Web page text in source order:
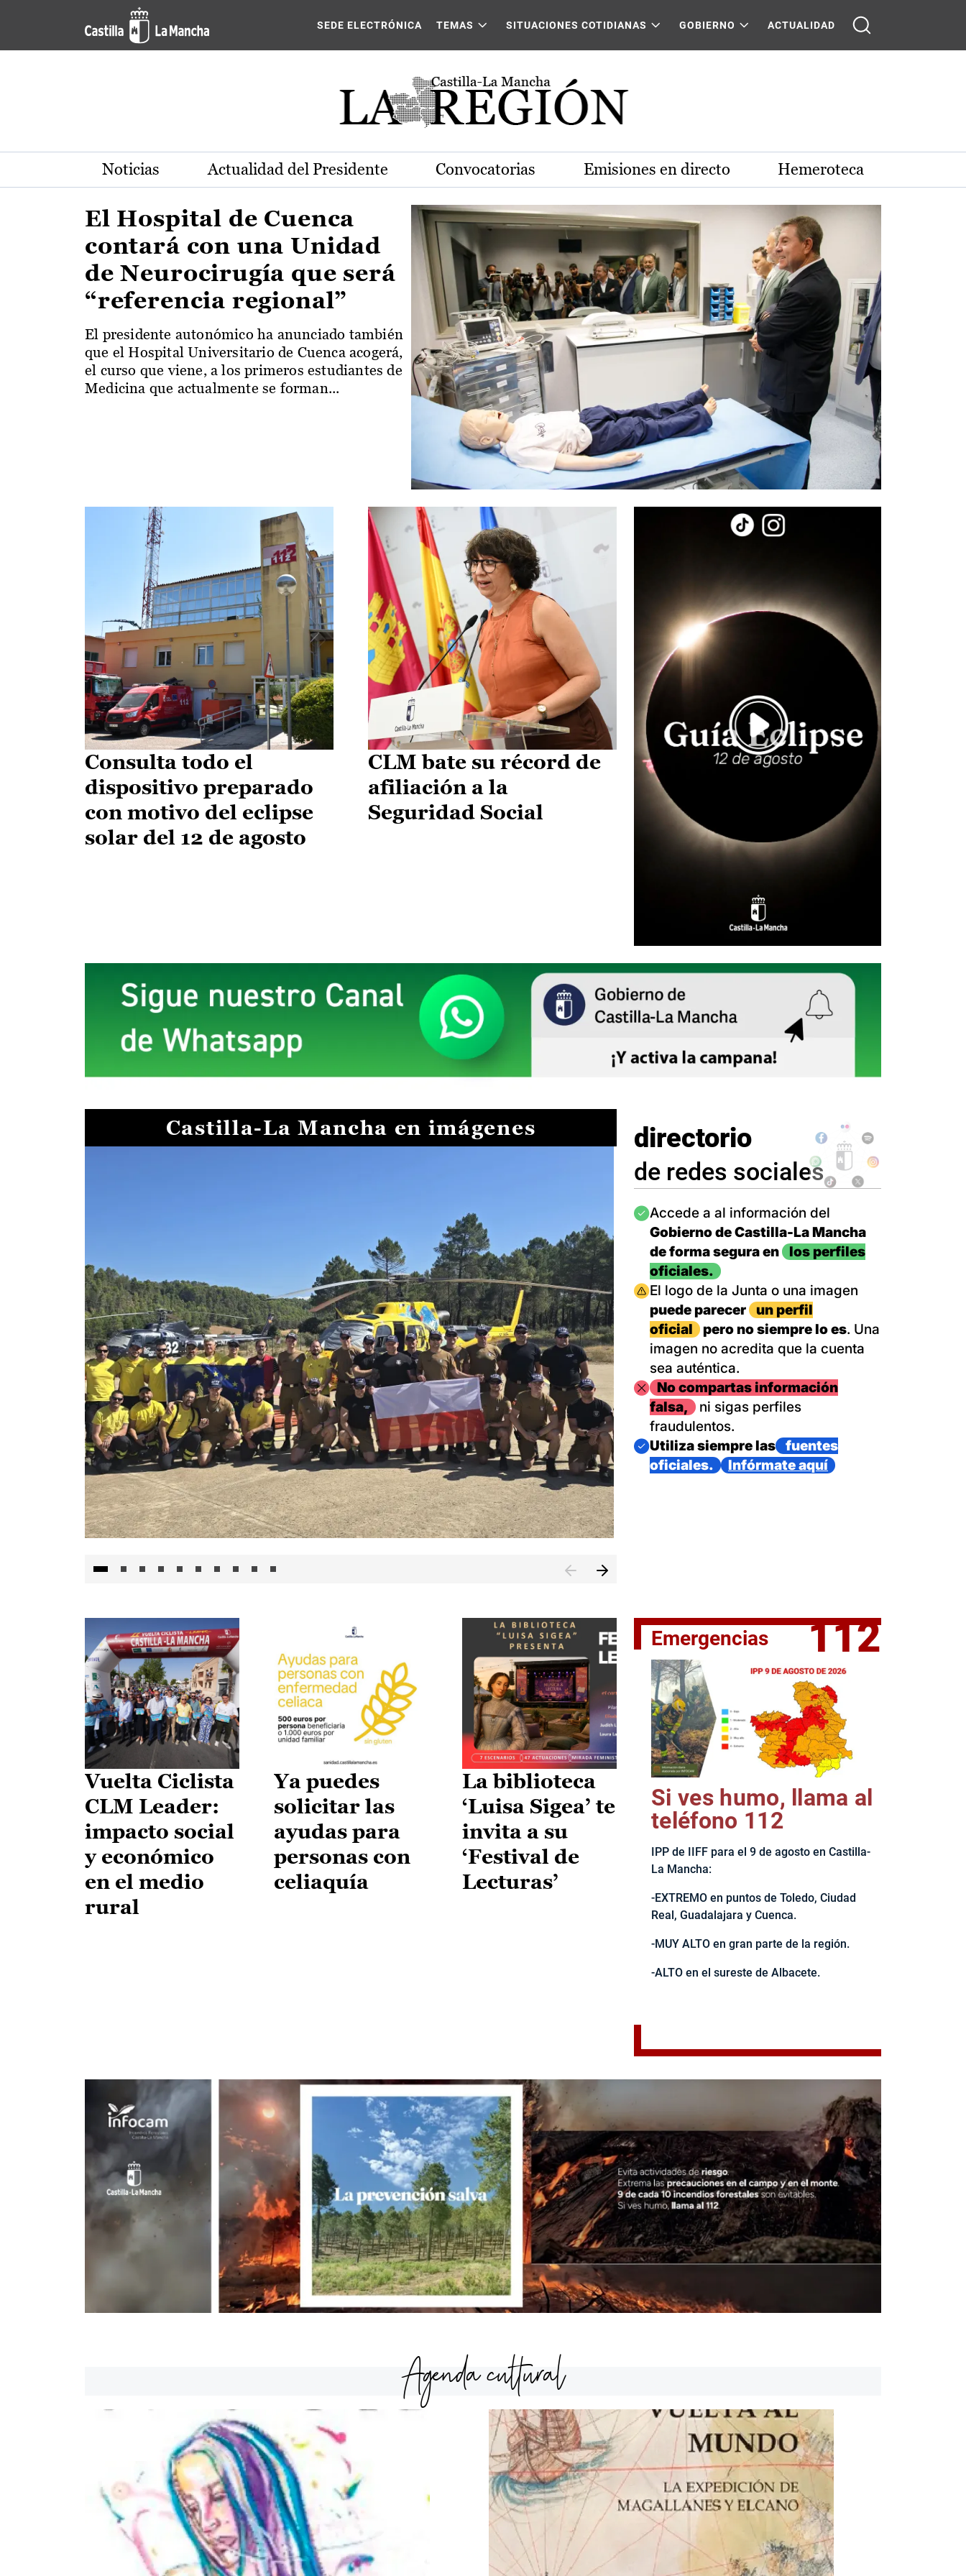
Pasar al contenido principal
Actualidad de la región de Castilla-La Mancha
SEDE ELECTRÓNICA TEMAS SITUACIONES COTIDIANAS GOBIERNO ACTUALIDAD
Noticias Actualidad del Presidente Convocatorias Emisiones en directo Hemeroteca
El Hospital de Cuenca
contará con una Unidad
de Neurocirugía que será
“referencia regional”
El presidente autonómico ha anunciado también
que el Hospital Universitario de Cuenca acogerá,
el curso que viene, a los primeros estudiantes de
Medicina que actualmente se forman...
Consulta todo el
dispositivo preparado
con motivo del eclipse
solar del 12 de agosto
CLM bate su récord de
afiliación a la
Seguridad Social
Castilla-La Mancha en imágenes
II Vuelta Ciclista CLM LEADER
directorio
de redes sociales
Imagen
Accede a al información del
Gobierno de Castilla-La Mancha
de forma segura en
los perfiles
oficiales.
Imagen
El logo de la Junta o una imagen
puede parecer
un perfil
oficial
pero no siempre lo es. Una
imagen no acredita que la cuenta
sea auténtica.
ImagenNo compartas información
falsa,
ni sigas perfiles
fraudulentos.
Imagen
Utiliza siempre las
fuentes
oficiales.
Infórmate aquí
Vuelta Ciclista
CLM Leader:
impacto social
y económico
en el medio
rural
Ya puedes
solicitar las
ayudas para
personas con
celiaquía
La biblioteca
‘Luisa Sigea’ te
invita a su
‘Festival de
Lecturas’
Emergencias 112
Si ves humo, llama al
teléfono 112
IPP de IIFF para el 9 de agosto en Castilla-
La Mancha:
-EXTREMO en puntos de Toledo, Ciudad
Real, Guadalajara y Cuenca.
-MUY ALTO en gran parte de la región.
-ALTO en el sureste de Albacete.
Agenda cultural